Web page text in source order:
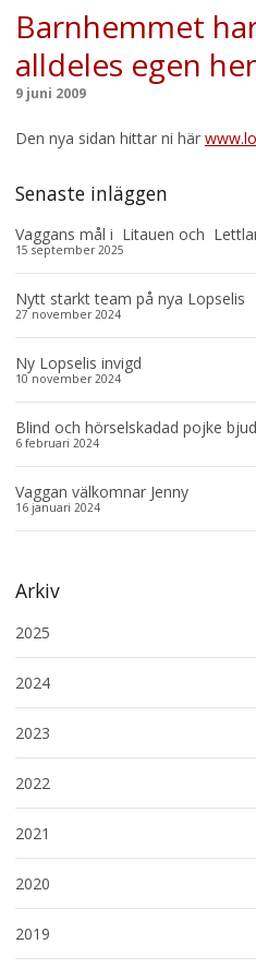
Barnhemmet
alldeles egen
9 juni 2009
Den nya sidan hittar ni här
Senaste inläggen
Vaggans mål i Litauen och
15 september 2025
Nytt starkt team på nya Lopselis
27 november 2024
Ny Lopselis invigd
10 november 2024
Blind och hörselskadad pojke
6 februari 2024
Vaggan välkomnar Jenny
16 januari 2024
Arkiv
2025
2024
2023
2022
2021
2020
2019